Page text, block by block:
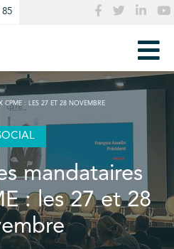
85
CPME : LES 27 ET 28 NOVEMBRE
mandataires
: les 27 et 28